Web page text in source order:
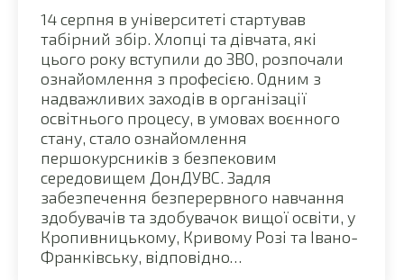
14 серпня в університеті стартував
табірний збір. Хлопці та дівчата, які
цього року вступили до ЗВО, розпочали
ознайомлення з професією. Одним з
надважливих заходів в організації
освітнього процесу, в умовах воєнного
стану, стало ознайомлення
першокурсників з безпековим
середовищем ДонДУВС. Задля
забезпечення безперервного навчання
здобувачів та здобувачок вищої освіти, у
Кропивницькому, Кривому Розі та Івано-
Франківську, відповідно…